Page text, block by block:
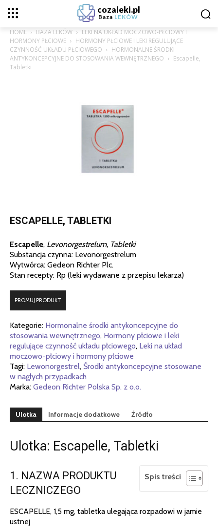
cozaleki.pl
Baza LEKÓW
HOME BAZA LEKÓW
LEKI NA UKŁAD MOCZOWO-PŁCIOWY I
HORMONY PŁCIOWE
HORMONY PŁCIOWE I LEKI REGULUJĄCE
CZYNNOŚĆ UKŁADU PŁCIOWEGO
HORMONALNE ŚRODKI
ANTYKONCEPCYJNE DO STOSOWANIA WEWNĘTRZNEGO
Escapelle,
Tabletki
ESCAPELLE, TABLETKI
Escapelle, Levonorgestrelum, Tabletki
Substancja czynna: Levonorgestrelum
Wytwórca: Gedeon Richter Plc.
Stan recepty: Rp (leki wydawane z przepisu lekarza)
PROMUJ PRODUKT
Kategorie: Hormonalne środki antykoncepcyjne do
stosowania wewnętrznego, Hormony płciowe i leki
regulujące czynność układu płciowego, Leki na układ
moczowo-płciowy i hormony płciowe
Tagi: Lewonorgestrel, Środki antykoncepcyjne stosowane
w nagłych przypadkach
Marka: Gedeon Richter Polska Sp. z o.o.
Ulotka Informacje dodatkowe Źródło
Ulotka: Escapelle, Tabletki
Spis treści
1. NAZWA PRODUKTU
LECZNICZEGO
ESCAPELLE, 1,5 mg, tabletka ulegająca rozpadowi w jamie
ustnej